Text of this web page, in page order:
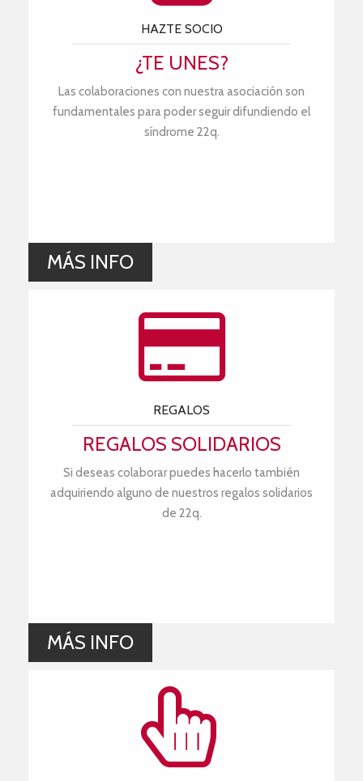
HAZTE SOCIO
¿TE UNES?
Las colaboraciones con nuestra asociación son
fundamentales para poder seguir difundiendo el
síndrome 22q.
MÁS INFO
REGALOS
REGALOS SOLIDARIOS
Si deseas colaborar puedes hacerlo también
adquiriendo alguno de nuestros regalos solidarios
de 22q.
MÁS INFO